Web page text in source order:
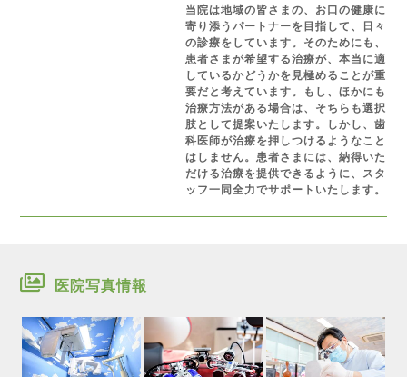
当院は地域の皆さまの、お口の健康に
寄り添うパートナーを目指して、日々
の診療をしています。そのためにも、
患者さまが希望する治療が、本当に適
しているかどうかを見極めることが重
要だと考えています。もし、ほかにも
治療方法がある場合は、そちらも選択
肢として提案いたします。しかし、歯
科医師が治療を押しつけるようなこと
はしません。患者さまには、納得いた
だける治療を提供できるように、スタ
ッフ一同全力でサポートいたします。
医院写真情報